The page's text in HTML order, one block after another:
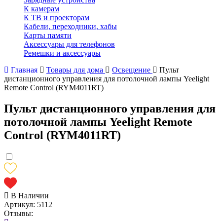
К камерам
К ТВ и проекторам
Кабели, переходники, хабы
Карты памяти
Аксессуары для телефонов
Ремешки и аксессуары
Главная
Товары для дома Освещение
Пульт
дистанционного управления для потолочной лампы Yeelight
Remote Control (RYM4011RT)
Пульт дистанционного управления для
потолочной лампы Yeelight Remote
Control (RYM4011RT)
В Наличии
Артикул: 5112
Отзывы: